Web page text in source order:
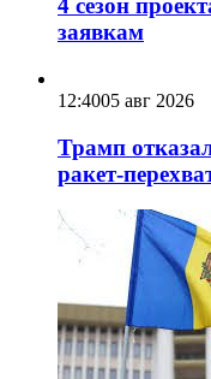
4 сезон
заявкам
12:4005 авг 2026
Трамп
ракет-